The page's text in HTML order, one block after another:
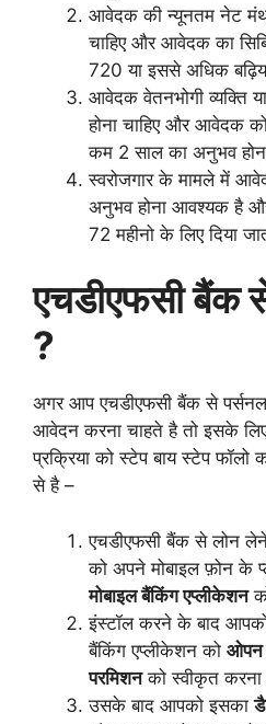
आवेदक की न्यूनतम नेट
चाहिए और आवेदक का
720 या इससे अधिक बढ़िया
आवेदक वेतनभोगी व्यक्ति
होना चाहिए और आवेदक
कम 2 साल का अनुभव होना
स्वरोजगार के मामले में
अनुभव होना आवश्यक है
72 महीनो के लिए दिया
एचडीएफसी बैंक
?
अगर आप एचडीएफसी बैंक से
आवेदन करना चाहते है तो इसके
प्रक्रिया को स्टेप बाय स्टेप फॉलो
से है –
एचडीएफसी बैंक से लोन
को अपने मोबाइल फ़ोन के
मोबाइल बैंकिंग एप्लीकेशन
इंस्टॉल करने के बाद
बैंकिंग एप्लीकेशन को ओपन
परमिशनको स्वीकृत करना
उसके बाद आपको इसका